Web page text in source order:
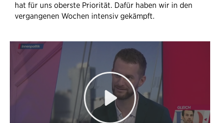
hat für uns oberste Priorität. Dafür haben wir in den
vergangenen Wochen intensiv gekämpft.
Play